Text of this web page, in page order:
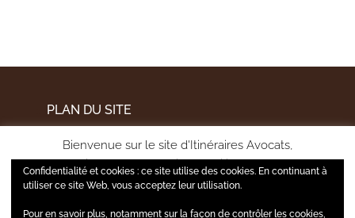
PLAN DU SITE
POLITIQUE DE CONFIDENTIALITÉ
Bienvenue sur le site d'Itinéraires Avocats,
pour améliorer votre expérience utilisateur et mesurer
l'audience de notre site, nous utilisons certains cookies.
Confidentialité et cookies : ce site utilise des cookies. En continuant à
utiliser ce site Web, vous acceptez leur utilisation.
Pour en savoir plus, notamment sur la façon de contrôler les cookies,